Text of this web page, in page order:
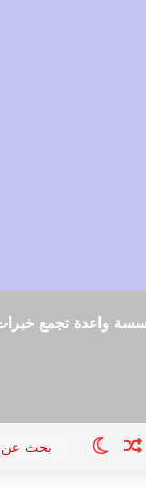
واعدة تجمع خبرات
الدخول
مقال عشوائي
الوضع المظلم